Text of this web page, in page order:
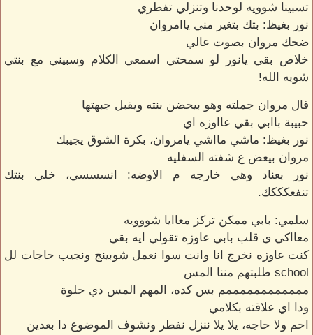
تسبينا شوويه لوحدنا وتنزلي تفطري
نور بغيظ: بتك بتغير مني ياامروان
ضحك مروان بصوت عالي
خلاص بقي يانور لو سمحتي اسمعي الكلام وسبيني مع بنتي
شويه الله!
قال مروان جملته وهو بيحضن بنته ويقبل جبهتها
حبيبة باابي بقي عااوزه اي
نور بغيظ: ماشي مااشي يامروان، بكرة الشوق يجيبك
مروان بيعض ع شفته السفليه
نور بعناد وهي خارجه م الاوضه: انسسسي، خلي بنتك
تنفعكككك.
سلمي: بابي ممكن تركز معاايا شووويه
معااكي ي قلب بابي عاوزه تقولي ايه بقي
كنت عاوزه نخرج انا وانت سوا نعمل شوبينج ونجيب حاجات لل
school طلبتهم مننا المس
ممممممممممممم بس كده، المهم المس دي حلوة
ودا اي علاقته بكلامي
احم ولا حاجه، يلا يلا ننزل نفطر ونشوف الموضوع دا بعدين